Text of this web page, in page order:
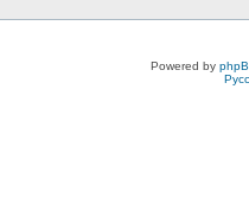
Powered by